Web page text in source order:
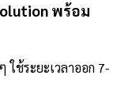
พร้อม
ใช้ระยะเวลาออก 7-